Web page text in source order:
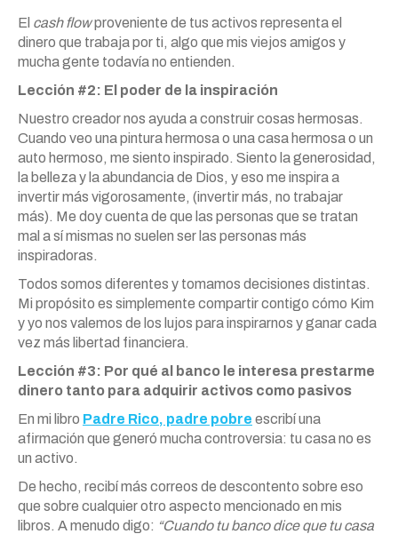
El cash flowproveniente de tus activos representa el
dinero que trabaja por ti, algo que mis viejos amigos y
mucha gente todavía no entienden.
Lección #2: El poder de la inspiración
Nuestro creador nos ayuda a construir cosas hermosas.
Cuando veo una pintura hermosa o una casa hermosa o un
auto hermoso, me siento inspirado. Siento la generosidad,
la belleza y la abundancia de Dios, y eso me inspira a
invertir más vigorosamente, (invertir más, no trabajar
más). Me doy cuenta de que las personas que se tratan
mal a sí mismas no suelen ser las personas más
inspiradoras.
Todos somos diferentes y tomamos decisiones distintas.
Mi propósito es simplemente compartir contigo cómo Kim
y yo nos valemos de los lujos para inspirarnos y ganar cada
vez más libertad financiera.
Lección #3: Por qué al banco le interesa prestarme
dinero tanto para adquirir activos como pasivos
En mi libro Padre Rico, padre pobre escribí una
afirmación que generó mucha controversia: tu casa no es
un activo.
De hecho, recibí más correos de descontento sobre eso
que sobre cualquier otro aspecto mencionado en mis
libros. A menudo digo: “Cuando tu banco dice que tu casa